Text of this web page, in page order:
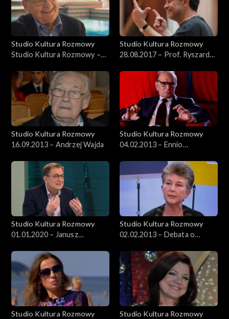
Studio Kultura Rozmowy
Studio Kultura Rozmowy –
Studio Kultura Rozmowy
28.08.2017 – Prof. Ryszard
Studio Kultura Rozmowy
16.09.2013 – Andrzej Wajda
Studio Kultura Rozmowy
04.02.2013 – Ennio
Studio Kultura Rozmowy
01.01.2020 – Janusz
Studio Kultura Rozmowy
02.02.2013 – Debata o
Studio Kultura Rozmowy
Studio Kultura Rozmowy